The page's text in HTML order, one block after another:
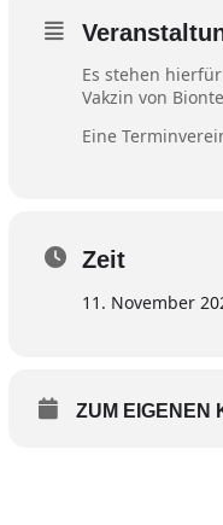
Es stehen
Vakzin von
Eine
Zeit
11. November
ZUM EIGENEN